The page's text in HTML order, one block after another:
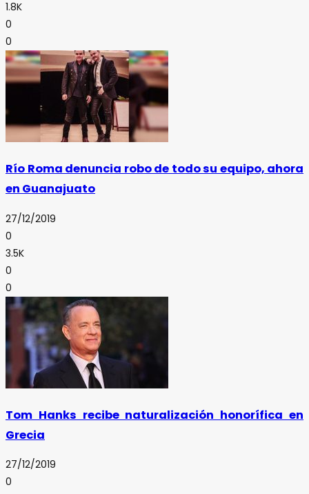
1.8K
0
0
Río Roma denuncia robo de todo su equipo, ahora
en Guanajuato
27/12/2019
0
3.5K
0
0
Tom Hanks recibe naturalización honorífica en
Grecia
27/12/2019
0